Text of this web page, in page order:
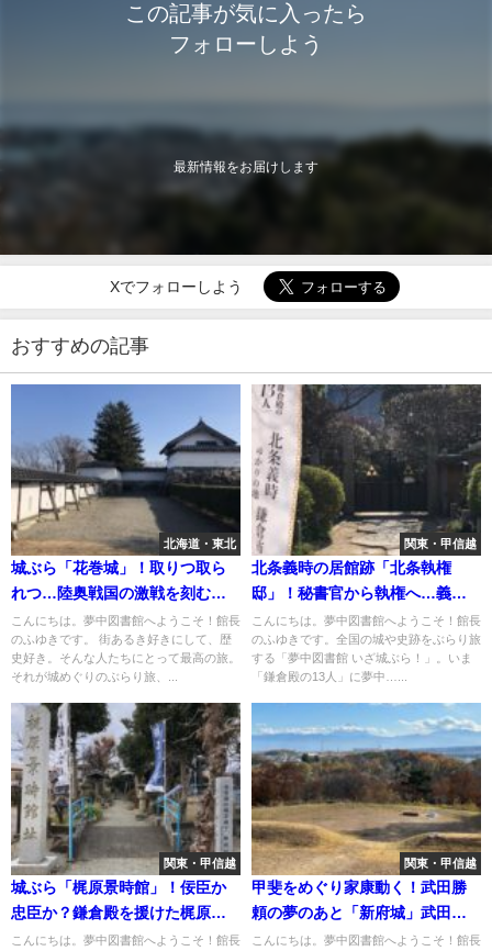
この記事が気に入ったら
フォローしよう
最新情報をお届けします
Xでフォローしよう
おすすめの記事
北海道・東北
城ぶら「花巻城」！取りつ取ら
れつ…陸奥戦国の激戦を刻む城
跡
こんにちは。夢中図書館へようこそ！館長
のふゆきです。 街あるき好きにして、歴
史好き。そんな人たちにとって最高の旅。
それが城めぐりのぶらり旅、...
関東・甲信越
北条義時の居館跡「北条執権
邸」！秘書官から執権へ…義時
飛躍の地
こんにちは。夢中図書館へようこそ！館長
のふゆきです。全国の城や史跡をぶらり旅
する「夢中図書館 いざ城ぶら！」。いま
「鎌倉殿の13人」に夢中…...
関東・甲信越
城ぶら「梶原景時館」！佞臣か
忠臣か？鎌倉殿を援けた梶原景
時の栄光と滅亡
こんにちは。夢中図書館へようこそ！館長
関東・甲信越
甲斐をめぐり家康動く！武田勝
頼の夢のあと「新府城」武田流
築城術も
こんにちは。夢中図書館へようこそ！館長